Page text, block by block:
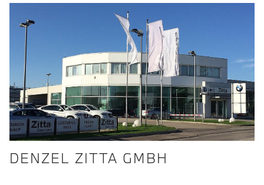
DENZEL ZITTA GMBH